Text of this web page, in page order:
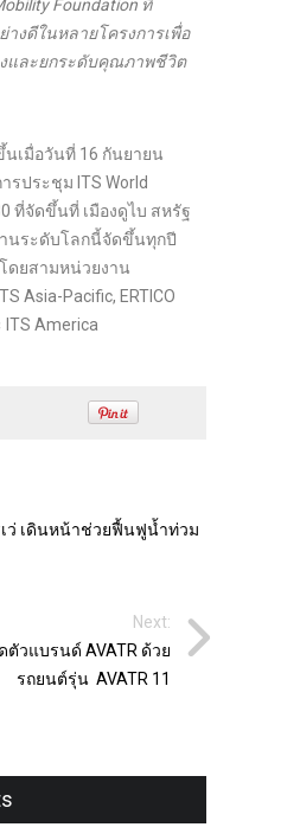
Foundation ที่
งดีในหลายโครงการเพื่อ
และยกระดับคุณภาพชีวิต
เมื่อวันที่ 16 กันยายน
รประชุม ITS World
ที่จัดขึ้นที่ เมืองดูไบ สหรัฐ
านระดับโลกนี้จัดขึ้นทุกปี
ดยสามหน่วยงาน
Asia-Pacific, ERTICO
ITS America
เว่ เดินหน้าช่วยฟื้นฟูน้ำท่วม
Next:
ดตัวแบรนด์ AVATR ด้วย
รถยนต์รุ่น AVATR 11